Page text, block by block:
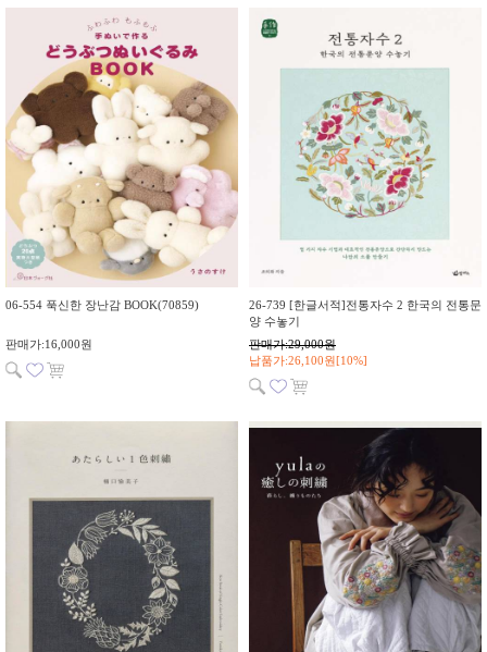
06-554 푹신한 장난감 BOOK(70859)
판매가:16,000원
26-739 [한글서적]전통자수 2 한국의 전통문
양 수놓기
판매가:29,000원
납품가:26,100원[10%]